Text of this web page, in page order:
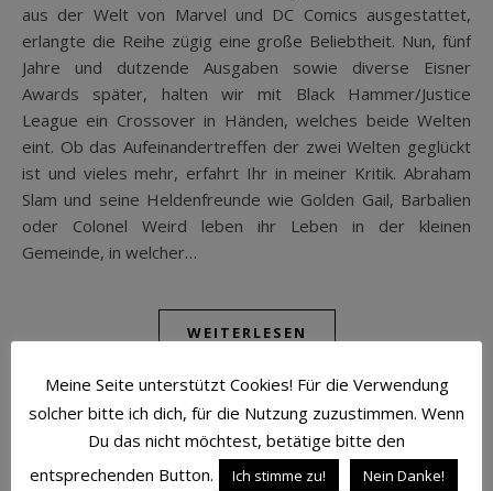
aus der Welt von Marvel und DC Comics ausgestattet,
erlangte die Reihe zügig eine große Beliebtheit. Nun, fünf
Jahre und dutzende Ausgaben sowie diverse Eisner
Awards später, halten wir mit Black Hammer/Justice
League ein Crossover in Händen, welches beide Welten
eint. Ob das Aufeinandertreffen der zwei Welten geglückt
ist und vieles mehr, erfahrt Ihr in meiner Kritik. Abraham
Slam und seine Heldenfreunde wie Golden Gail, Barbalien
oder Colonel Weird leben ihr Leben in der kleinen
Gemeinde, in welcher…
WEITERLESEN
Meine Seite unterstützt Cookies! Für die Verwendung
solcher bitte ich dich, für die Nutzung zuzustimmen. Wenn
Du das nicht möchtest, betätige bitte den
entsprechenden Button.
Ich stimme zu! Nein Danke!